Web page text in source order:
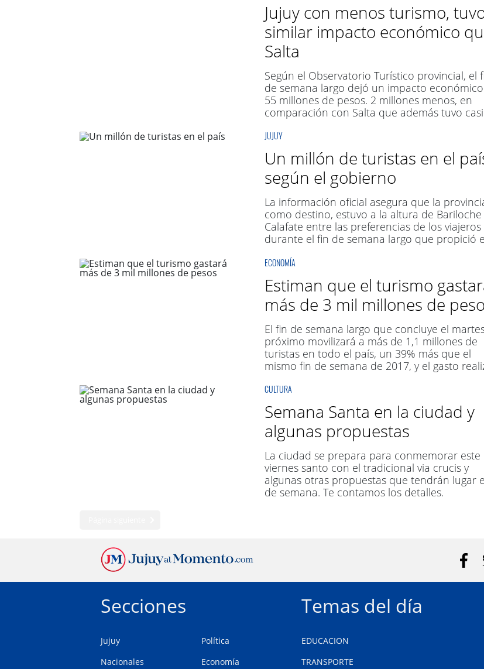
Jujuy con menos turismo,
similar impacto económico
Salta
Según el Observatorio Turístico provincial, el
de semana largo dejó un impacto
55 millones de pesos. 2 millones menos, en
comparación con Salta que además tuvo
JUJUY
Un millón de turistas en el
según el gobierno
La información oficial asegura que la
como destino, estuvo a la altura de Bariloche
Calafate entre las preferencias de los viajeros
durante el fin de semana largo que propició
seis países recorriendo la quebrada.
ECONOMÍA
Estiman que el turismo
más de 3 mil millones de
El fin de semana largo que concluye el
próximo movilizará a más de 1,1 millones de
turistas en todo el país, un 39% más que el
mismo fin de semana de 2017, y el gasto
cálculos difundidos hoy por el Ministerio de
CULTURA
Semana Santa en la ciudad y
algunas propuestas
La ciudad se prepara para conmemorar este
viernes santo con el tradicional via crucis y
algunas otras propuestas que tendrán lugar
de semana. Te contamos los detalles.
Secciones
Jujuy
Nacionales
Política
Economía
Temas del día
EDUCACION
TRANSPORTE